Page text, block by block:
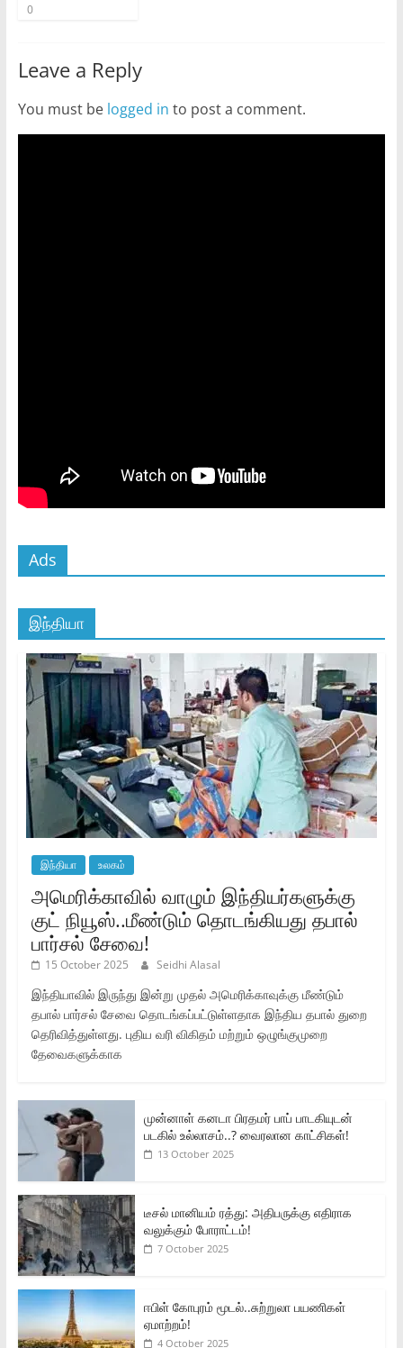
0
Leave a Reply
You must be logged in to post a comment.
Ads
இந்தியா
இந்தியா உலகம்
அமெரிக்காவில் வாழும் இந்தியர்களுக்கு
குட் நியூஸ்..மீண்டும் தொடங்கியது தபால்
பார்சல் சேவை!
15 October 2025 Seidhi Alasal
இந்தியாவில் இருந்து இன்று முதல் அமெரிக்காவுக்கு மீண்டும்
தபால் பார்சல் சேவை தொடங்கப்பட்டுள்ளதாக இந்திய தபால் துறை
தெரிவித்துள்ளது. புதிய வரி விகிதம் மற்றும் ஒழுங்குமுறை
தேவைகளுக்காக
முன்னாள் கனடா பிரதமர் பாப் பாடகியுடன்
படகில் உல்லாசம்..? வைரலான காட்சிகள்!
13 October 2025
டீசல் மானியம் ரத்து: அதிபருக்கு எதிராக
வலுக்கும் போராட்டம்!
7 October 2025
ஈபிள் கோபுரம் மூடல்..சுற்றுலா பயணிகள்
ஏமாற்றம்!
4 October 2025